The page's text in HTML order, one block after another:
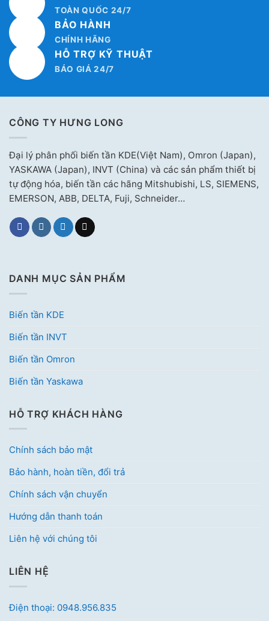
TOÀN QUỐC 24/7
BẢO HÀNH
CHÍNH HÃNG
HỖ TRỢ KỸ THUẬT
BÁO GIÁ 24/7
CÔNG TY HƯNG LONG
Đại lý phân phối biến tần KDE(Việt Nam), Omron (Japan),
YASKAWA (Japan), INVT (China) và các sản phẩm thiết bị
tự động hóa, biến tần các hãng Mitshubishi, LS, SIEMENS,
EMERSON, ABB, DELTA, Fuji, Schneider…
DANH MỤC SẢN PHẨM
Biến tần KDE
Biến tần INVT
Biến tần Omron
Biến tần Yaskawa
HỖ TRỢ KHÁCH HÀNG
Chính sách bảo mật
Bảo hành, hoàn tiền, đổi trả
Chính sách vận chuyển
Hướng dẫn thanh toán
Liên hệ với chúng tôi
LIÊN HỆ
Điện thoại: 0948.956.835